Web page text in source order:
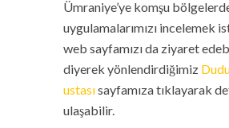
Ümraniye’ye komşu
uygulamalarımızı incelemek
web sayfamızı da ziyaret
diyerek yönlendirdiğimiz
ustasısayfamıza tıklayarak
ulaşabilir.